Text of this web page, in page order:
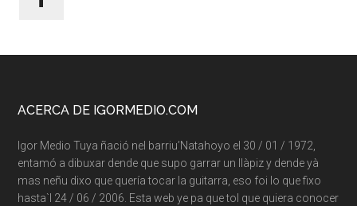
Footer
ACERCA DE IGORMEDIO.COM
Igor Medio Tuya ñació nel barriu’Natahoyo el 30 / 01 / 1972,
entamó a dibuxar dende que supo garrar un llàpiz y dende yà
mas neñu dixo que quería tocar la guitarra, eso foi lo que fixo
hasta`l 24 / 06 / 2006. Esta web ye pa que tol que quiera conocer